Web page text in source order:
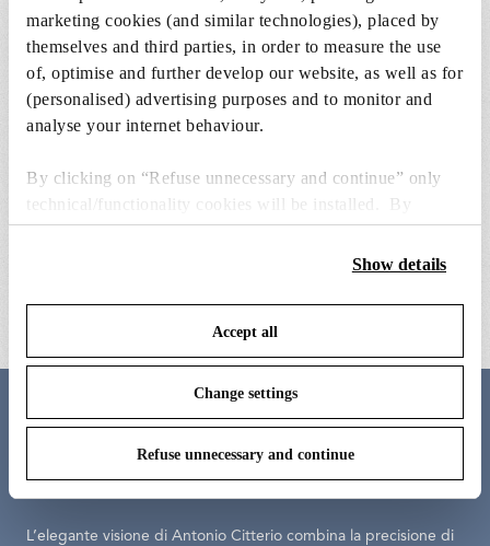
marketing cookies (and similar technologies), placed by
themselves and third parties, in order to measure the use
of, optimise and further develop our website, as well as for
(personalised) advertising purposes and to monitor and
analyse your internet behaviour.
By clicking on “Refuse unnecessary and continue” only
technical/functionality cookies will be installed. By
clicking on “Accept all” you consent to the use of all the
cookies. By clicking on “Change settings” you can accept
save your choices. You can modify your options anytime.
To know more refer to ourCookie Policy
Show details
Accept all
Change settings
Refuse unnecessary and continue
internal lamp body
Meet the designer
Antonio Citterio
L’elegante visione di Antonio Citterio combina la precisione di